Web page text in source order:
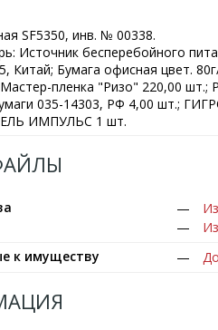
SF5350, инв. № 00338.
Источник бесперебойного
Китай; Бумага офисная цвет.
пленка "Ризо" 220,00 шт.;
035-14303, РФ 4,00 шт.;
ИМПУЛЬС 1 шт.
к имуществу